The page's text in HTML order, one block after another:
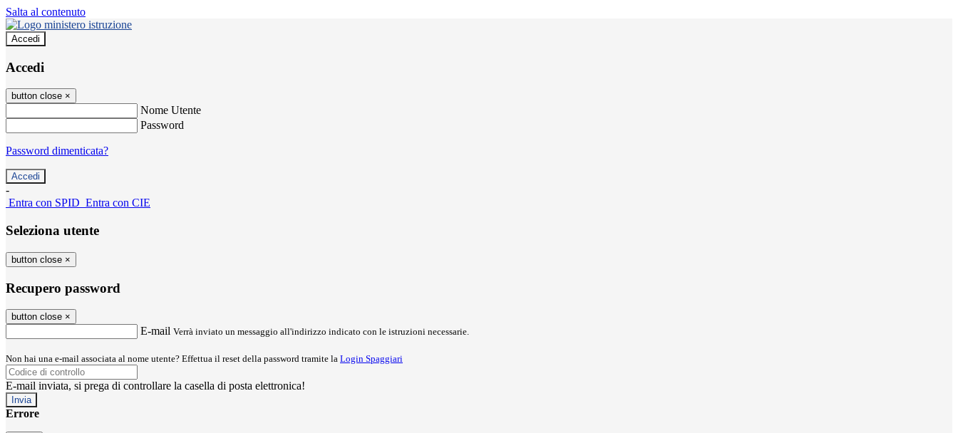
Salta al contenuto
Accedi
Accedi
button close ×
Nome Utente
Password
Password dimenticata?
-
Entra con SPID Entra con CIE
Seleziona utente
button close ×
Recupero password
button close ×
E-mail Verrà inviato un messaggio all'indirizzo indicato con le istruzioni necessarie.
Non hai una e-mail associata al nome utente? Effettua il reset della password tramite la Login Spaggiari
E-mail inviata, si prega di controllare la casella di posta elettronica!
Errore